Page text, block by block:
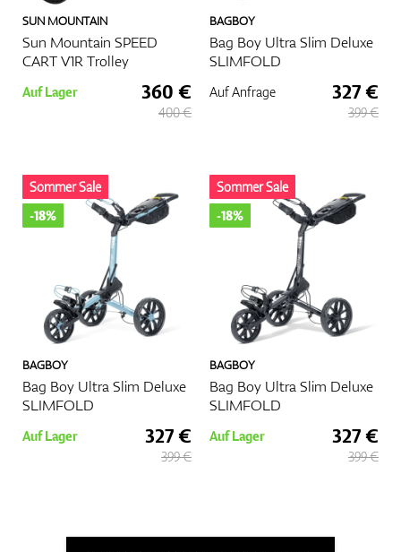
SUN MOUNTAIN
Sun Mountain SPEED
CART V1R Trolley
Auf Lager 360 €
400 €
BAGBOY
Bag Boy Ultra Slim Deluxe
SLIMFOLD
Auf Anfrage 327 €
399 €
BAGBOY
Bag Boy Ultra Slim Deluxe
SLIMFOLD
Sommer Sale
-18%
Auf Lager 327 €
399 €
BAGBOY
Bag Boy Ultra Slim Deluxe
SLIMFOLD
Sommer Sale
-18%
Auf Lager 327 €
399 €